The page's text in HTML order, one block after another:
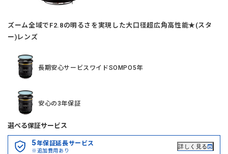
ズーム全域でF2.8の明るさを実現した大口径超広角高性能★(スタ
ー)レンズ
長期安心サービスワイドSOMPO5年
安心の3年保証
選べる保証サービス
5年保証延長サービス
※追加費用あり
詳しく見る